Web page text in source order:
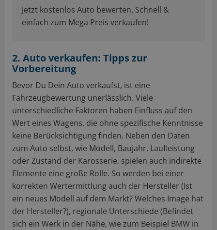
Jetzt kostenlos Auto bewerten. Schnell &
einfach zum Mega Preis verkaufen!
2. Auto verkaufen: Tipps zur
Vorbereitung
Bevor Du Dein Auto verkaufst, ist eine
Fahrzeugbewertung unerlässlich. Viele
unterschiedliche Faktoren haben Einfluss auf den
Wert eines Wagens, die ohne spezifische Kenntnisse
keine Berücksichtigung finden. Neben den Daten
zum Auto selbst, wie Modell, Baujahr, Laufleistung
oder Zustand der Karosserie, spielen auch indirekte
Elemente eine große Rolle. So werden bei einer
korrekten Wertermittlung auch der Hersteller (Ist
ein neues Modell auf dem Markt? Welches Image hat
der Hersteller?), regionale Unterschiede (Befindet
sich ein Werk in der Nähe, wie zum Beispiel BMW in